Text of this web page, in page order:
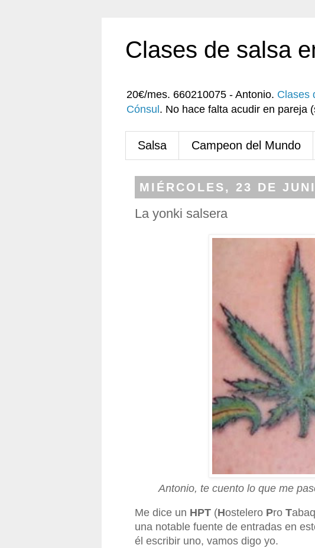
Clases de salsa
20€/mes. 660210075 - Antonio. Clases
Cónsul . No hace falta acudir en pareja
Salsa Campeon del Mundo
MIÉRCOLES, 23 DE
La yonki salsera
Antonio, te cuento lo que me
Me dice un HPT (Hostelero Pro T
una notable fuente de entradas en
él escribir uno, vamos digo yo.